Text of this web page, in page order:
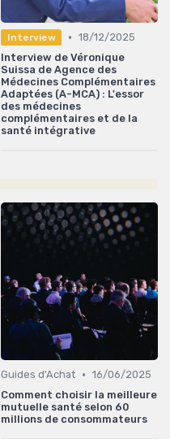
Interview • 18/12/2025
Interview de Véronique
Suissa de Agence des
Médecines Complémentaires
Adaptées (A-MCA) : L'essor
des médecines
complémentaires et de la
santé intégrative
Guides d'Achat • 16/06/2025
Comment choisir la meilleure
mutuelle santé selon 60
millions de consommateurs